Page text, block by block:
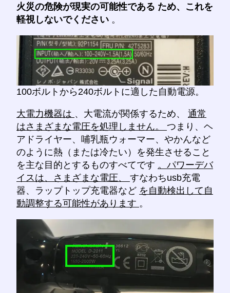
火災の危険が現実の可能性である ため、これを
軽視しないでください 。
100ボルトから240ボルトに適した自動電源。
大電力機器は 、大電流が関係するため、 通常
はさまざまな電圧を処理しません。 つまり、ヘ
アドライヤー、哺乳瓶ウォーマー、やかんなど
のように熱（または冷たい）を発生させること
を主な目的とするものすべてです 。パワーデバ
イスは、さまざまな電圧、 すなわちusb充電
器、ラップトップ充電器など を自動検出して自
動調整する可能性があります 。